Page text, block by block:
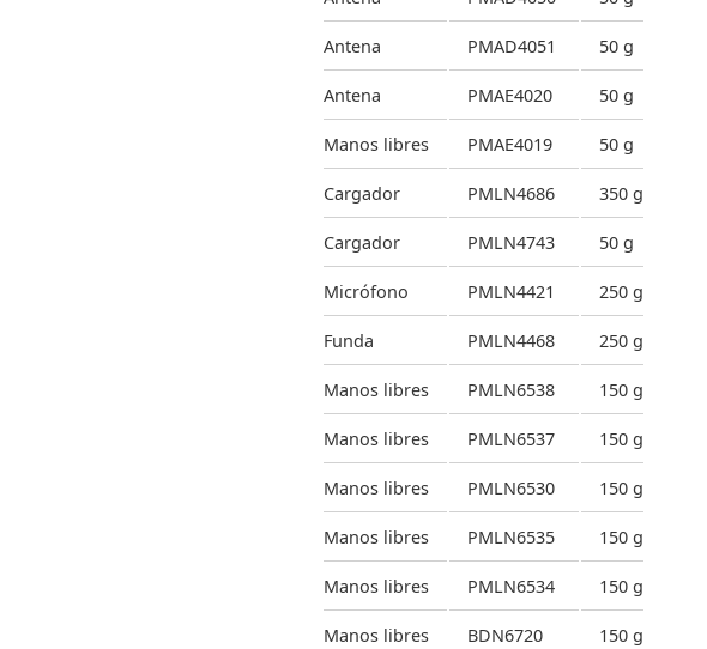
Antena PMAD4051 50 g
Antena PMAE4020 50 g
Manos libres PMAE4019 50 g
Cargador PMLN4686 350 g
Cargador PMLN4743 50 g
Micrófono PMLN4421 250 g
Funda PMLN4468 250 g
Manos libres PMLN6538 150 g
Manos libres PMLN6537 150 g
Manos libres PMLN6530 150 g
Manos libres PMLN6535 150 g
Manos libres PMLN6534 150 g
Manos libres BDN6720 150 g